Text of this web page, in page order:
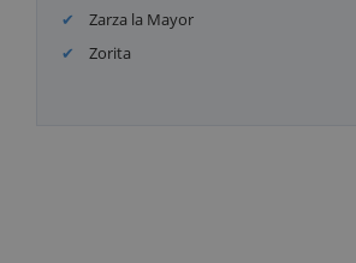
Zarza la Mayor
Zorita